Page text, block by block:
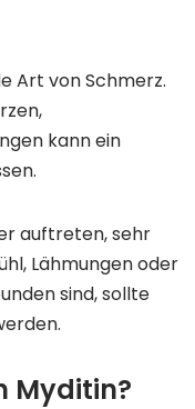
Art von Schmerz.
kann ein
auftreten, sehr
Lähmungen oder
sind, sollte
Myditin?